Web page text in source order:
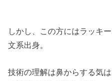
しかし、この方にはラッキ
文系出身。
技術の理解は鼻からする気